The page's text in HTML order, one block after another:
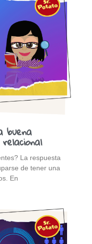
buena
La respuesta
de tener una
En